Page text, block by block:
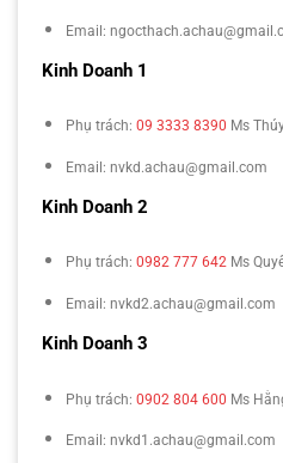
Email:
Kinh Doanh 1
Phụ trách: 09 3333 8390 Ms
Email: nvkd.achau@gmail.com
Kinh Doanh 2
Phụ trách: 0982 777 642 Ms
Email: nvkd2.achau@gmail.com
Kinh Doanh 3
Phụ trách: 0902 804 600 Ms
Email: nvkd1.achau@gmail.com